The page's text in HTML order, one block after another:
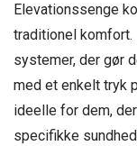
Elevationssenge
traditionel
systemer, der gør
med et enkelt tryk
ideelle for dem,
specifikke